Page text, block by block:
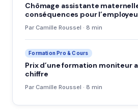
Chômage assistante
conséquences pour
Par Camille Roussel · 8 min
Formation Pro & Cours
Prix d’une formation moniteur
chiffre
Par Camille Roussel · 8 min